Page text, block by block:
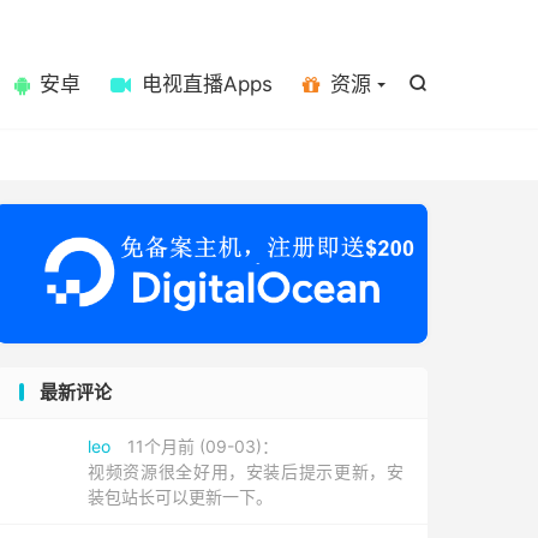

安卓 电视直播Apps 资源
最新评论
leo
11个月前 (09-03)：
视频资源很全好用，安装后提示更新，安
装包站长可以更新一下。